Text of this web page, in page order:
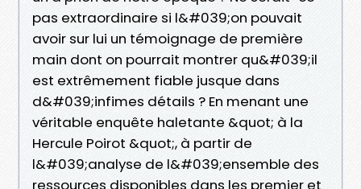
pas extraordinaire si l&#039;on pouvait
avoir sur lui un témoignage de première
main dont on pourrait montrer qu&#039;il
est extrêmement fiable jusque dans
d&#039;infimes détails ? En menant une
véritable enquête haletante &quot; à la
Hercule Poirot &quot;, à partir de
l&#039;analyse de l&#039;ensemble des
ressources disponibles dans les premier et